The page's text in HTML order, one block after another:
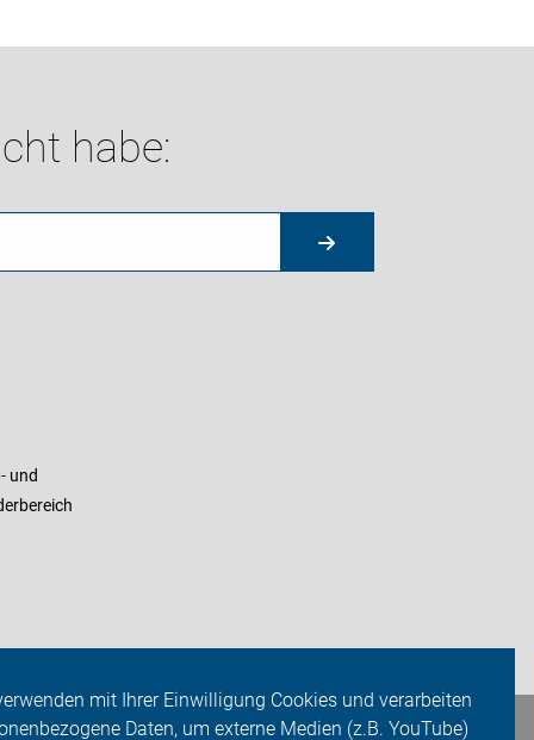
mit Ihrer Einwilligung Cookies und verarbeiten
Daten, um externe Medien (z.B. YouTube)
habe:
und